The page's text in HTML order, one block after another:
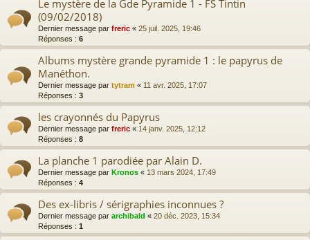
Le mystère de la Gde Pyramide 1 - FS Tintin
(09/02/2018)
Dernier message par freric « 25 juil. 2025, 19:46
Réponses : 6
Albums mystère grande pyramide 1 : le papyrus de
Manéthon.
Dernier message par tytram « 11 avr. 2025, 17:07
Réponses : 3
les crayonnés du Papyrus
Dernier message par freric « 14 janv. 2025, 12:12
Réponses : 8
La planche 1 parodiée par Alain D.
Dernier message par Kronos « 13 mars 2024, 17:49
Réponses : 4
Des ex-libris / sérigraphies inconnues ?
Dernier message par archibald « 20 déc. 2023, 15:34
Réponses : 1